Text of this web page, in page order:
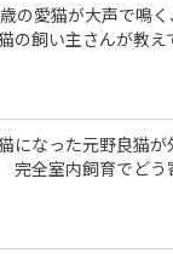
の愛猫が大声で鳴
の飼い主さんが教え
になった元野良猫
全室内飼育でどう